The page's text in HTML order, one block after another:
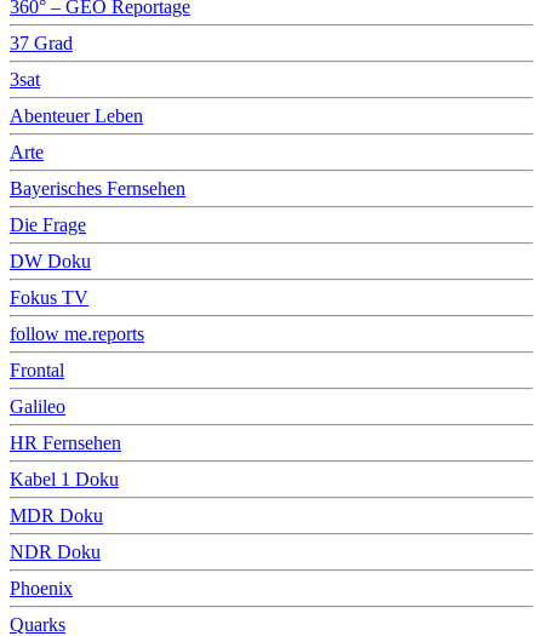
360° – GEO Reportage
37 Grad
3sat
Abenteuer Leben
Arte
Bayerisches Fernsehen
Die Frage
DW Doku
Fokus TV
follow me.reports
Frontal
Galileo
HR Fernsehen
Kabel 1 Doku
MDR Doku
NDR Doku
Phoenix
Quarks